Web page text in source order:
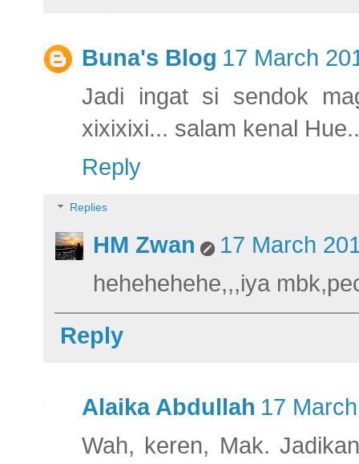
Buna's Blog 17 March
Jadi ingat si sendok
xixixixi... salam kenal
Reply
Replies
HM Zwan
17 March
hehehehehe,,,iya
Reply
Alaika Abdullah 17
Wah, keren, Mak.